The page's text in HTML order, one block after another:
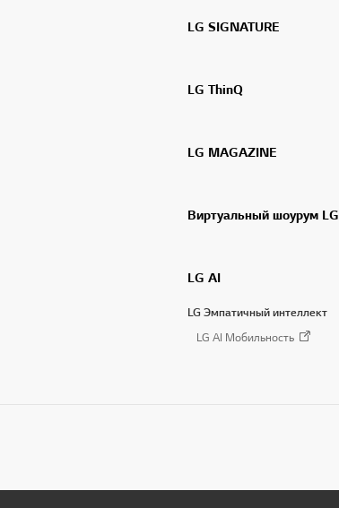
LG SIGNATURE
LG ThinQ
LG MAGAZINE
Виртуальный шоурум LG
LG AI
LG Эмпатичный интеллект
LG AI Мобильность